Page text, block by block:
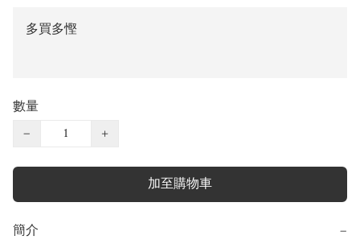
多買多慳
數量
−
+
加至購物車
簡介 −